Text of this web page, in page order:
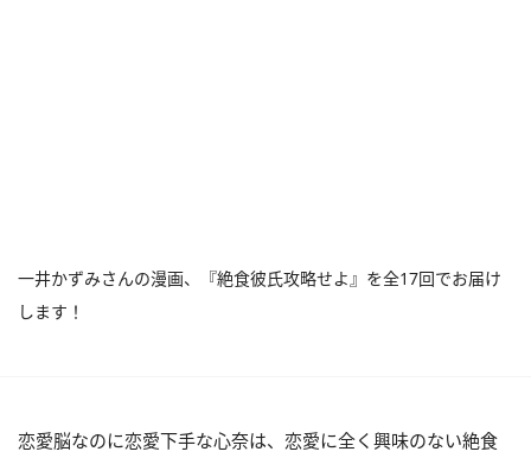
一井かずみさんの漫画、『絶食彼氏攻略せよ』を全17回でお届け
します！
恋愛脳なのに恋愛下手な心奈は、恋愛に全く興味のない絶食